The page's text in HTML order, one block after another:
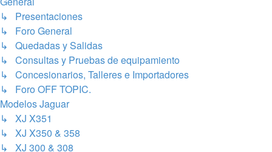
↳ Presentaciones
↳ Foro General
↳ Quedadas y Salidas
↳ Consultas y Pruebas de equipamiento
↳ Concesionarios, Talleres e Importadores
↳ Foro OFF TOPIC.
Modelos Jaguar
↳ XJ X351
↳ XJ X350 & 358
↳ XJ 300 & 308